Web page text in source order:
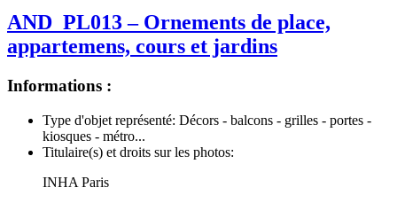
AND_PL013 – Ornements de place,
appartemens, cours et jardins
Informations :
Type d'objet représenté: Décors - balcons - grilles - portes -
kiosques - métro...
Titulaire(s) et droits sur les photos:
INHA Paris